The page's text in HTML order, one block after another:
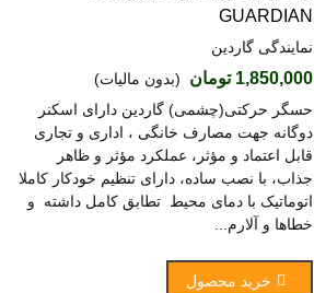
GUARDIAN
نمایندگی گاردین
1,850,000 تومان (بدون مالیات)
حسگر حرکتی(چشمی) گاردین دارای اسکنر
دوگانه جهت مصارف خانگی ، اداری و تجاری
قابل اعتماد و مؤثر، عملکرد مؤثر و ظاهر
جذاب، با نصب ساده، دارای تنظیم خودکار کاملا
اتوماتیک با دمای محیط تطابق کامل داشته و
خطاها و آلارم...
خرید محصول